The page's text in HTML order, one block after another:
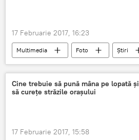
17 Februarie 2017, 16:23
Multimedia Foto
Știri
În lume
Italia
Veneția
fotografii
turiști
carnaval
măști
Cine trebuie să pună mâna pe lopată și
să curețe străzile orașului
17 Februarie 2017, 15:58